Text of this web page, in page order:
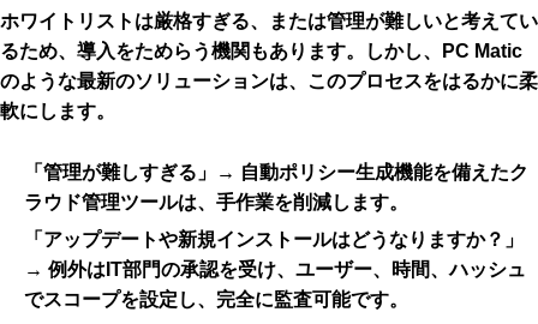
ホワイトリストは厳格すぎる、または管理が難しいと考えてい
るため、導入をためらう機関もあります。しかし、PC Matic
のような最新のソリューションは、このプロセスをはるかに柔
軟にします。
「 管理が難しすぎる 」→ 自動ポリシー生成機能を備えたク
ラウド管理ツールは、手作業を削減します。
「 アップデートや新規インストールはどうなりますか？ 」
→ 例外はIT部門の承認を受け、ユーザー、時間、ハッシュ
でスコープを設定し、完全に監査可能です。